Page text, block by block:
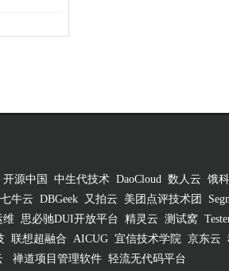
开源中国 中生代技术 DaoCloud 数人云 饿
七牛云 DBGeek 又拍云 美团点评技术团
维 思必驰DUI开放平台 精灵云 测试窝
联想超融合 AICUG 宜信技术学院 京东云
禅道项目管理软件 轻流无代码平台